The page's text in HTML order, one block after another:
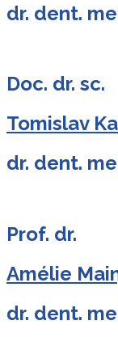
dr. dent.
Doc. dr. sc.
Tomislav
dr. dent.
Prof. dr.
Amélie
dr. dent.